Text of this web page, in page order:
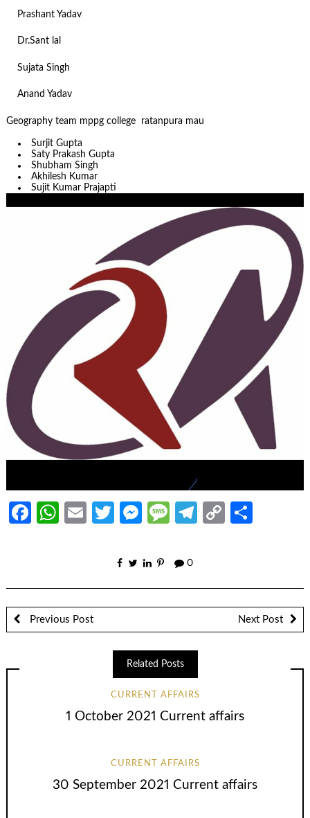
Prashant Yadav
Dr.Sant lal
Sujata Singh
Anand Yadav
Geography team mppg college ratanpura mau
Surjit Gupta
Saty Prakash Gupta
Shubham Singh
Akhilesh Kumar
Sujit Kumar Prajapti
Facebook
WhatsApp
EmailTwitter
Messenger
Message
Telegram
Copy
0
Previous Post Next Post
Related Posts
CURRENT AFFAIRS
1 October 2021 Current affairs
CURRENT AFFAIRS
30 September 2021 Current affairs